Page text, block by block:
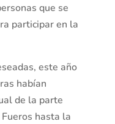
que se
participar en la
este año
habían
de la parte
hasta la